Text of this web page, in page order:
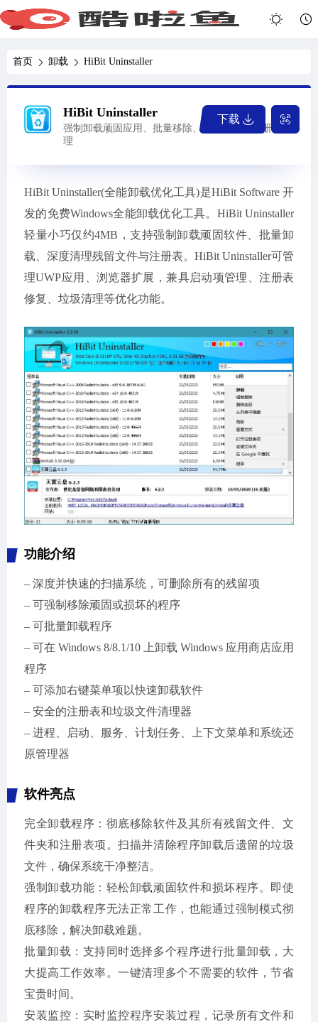
首页 卸载 HiBit Uninstaller
HiBit Uninstaller
强制卸载顽固应用、批量移除、残留扫描与注册表清
理
下载
HiBit Uninstaller(全能卸载优化工具)是HiBit Software 开
发的免费Windows全能卸载优化工具。HiBit Uninstaller
轻量小巧仅约4MB，支持强制卸载顽固软件、批量卸
载、深度清理残留文件与注册表。HiBit Uninstaller可管
理UWP应用、浏览器扩展，兼具启动项管理、注册表
修复、垃圾清理等优化功能。
功能介绍
– 深度并快速的扫描系统，可删除所有的残留项
– 可强制移除顽固或损坏的程序
– 可批量卸载程序
– 可在 Windows 8/8.1/10 上卸载 Windows 应用商店应用
程序
– 可添加右键菜单项以快速卸载软件
– 安全的注册表和垃圾文件清理器
– 进程、启动、服务、计划任务、上下文菜单和系统还
原管理器
软件亮点
完全卸载程序：彻底移除软件及其所有残留文件、文
件夹和注册表项。扫描并清除程序卸载后遗留的垃圾
文件，确保系统干净整洁。
强制卸载功能：轻松卸载顽固软件和损坏程序。即使
程序的卸载程序无法正常工作，也能通过强制模式彻
底移除，解决卸载难题。
批量卸载：支持同时选择多个程序进行批量卸载，大
大提高工作效率。一键清理多个不需要的软件，节省
宝贵时间。
安装监控：实时监控程序安装过程，记录所有文件和